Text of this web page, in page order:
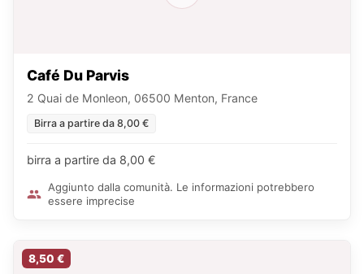
Café Du Parvis
2 Quai de Monleon, 06500 Menton, France
Birra a partire da 8,00 €
birra a partire da 8,00 €
Aggiunto dalla comunità. Le informazioni potrebbero
essere imprecise
8,50 €